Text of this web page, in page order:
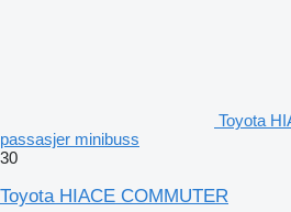
Toyota
passasjer minibuss
30
Toyota HIACE COMMUTER